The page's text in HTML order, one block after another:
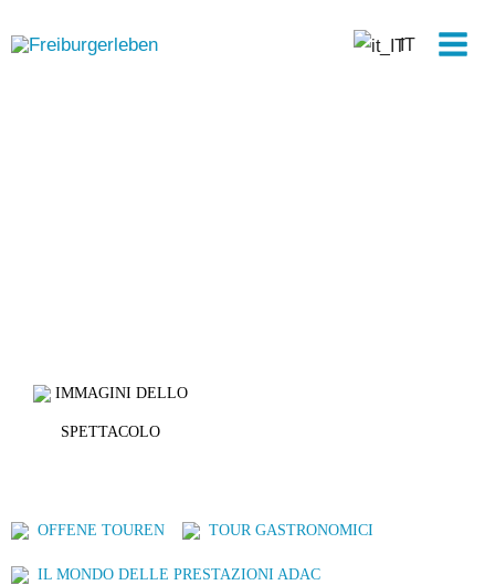
al
IT
IMMAGINI DELLO
SPETTACOLO
OFFENE TOUREN TOUR GASTRONOMICI
IL MONDO DELLE PRESTAZIONI ADAC